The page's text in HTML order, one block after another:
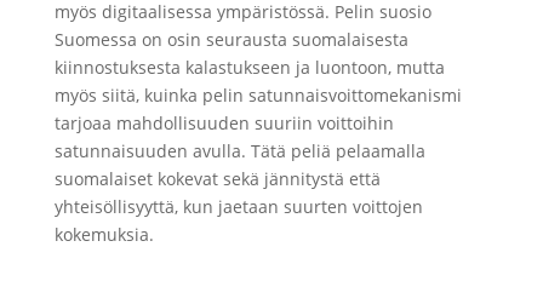
myös digitaalisessa ympäristössä. Pelin suosio
Suomessa on osin seurausta suomalaisesta
kiinnostuksesta kalastukseen ja luontoon, mutta
myös siitä, kuinka pelin satunnaisvoittomekanismi
tarjoaa mahdollisuuden suuriin voittoihin
satunnaisuuden avulla. Tätä peliä pelaamalla
suomalaiset kokevat sekä jännitystä että
yhteisöllisyyttä, kun jaetaan suurten voittojen
kokemuksia.